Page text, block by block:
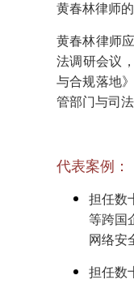
黄春林律师
黄春林律师
法调研会议
与合规落地
管部门与司
代表案例：
担任数
等跨国
网络安
担任数